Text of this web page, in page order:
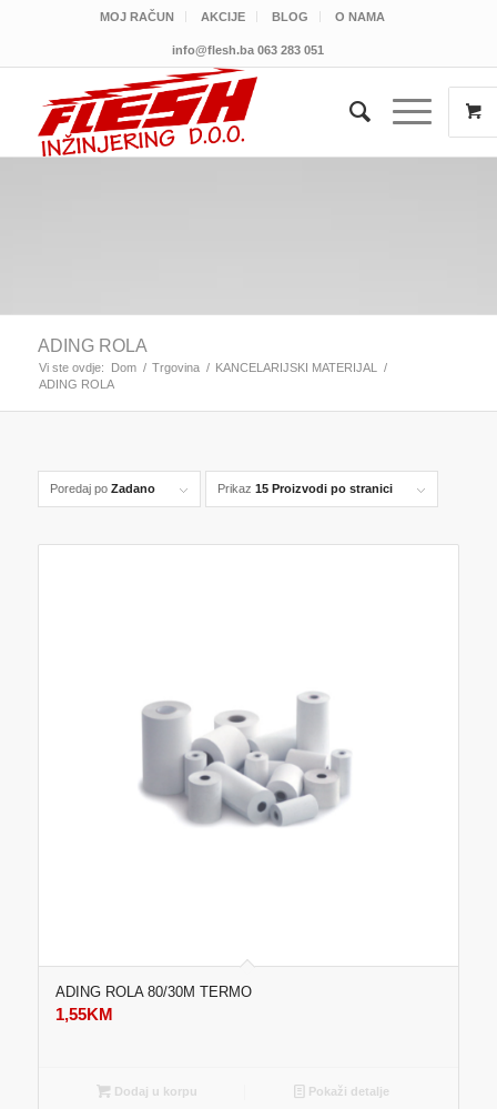
MOJ RAČUN AKCIJE BLOG O NAMA
info@flesh.ba 063 283 051
ADING ROLA
Vi ste ovdje: Dom / Trgovina / KANCELARIJSKI MATERIJAL
/
ADING ROLA
Poredaj po Zadano Prikaz 15 Proizvodi po stranici
ADING ROLA 80/30M TERMO
1,55KM
Dodaj u korpu Pokaži detalje